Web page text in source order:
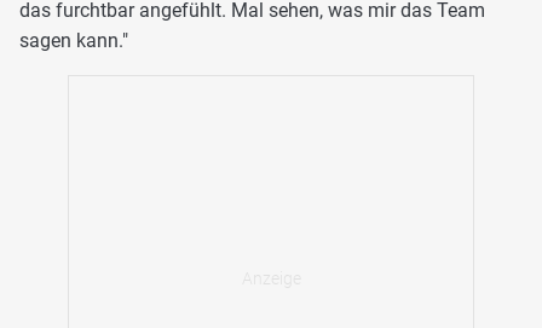
das furchtbar angefühlt. Mal sehen, was mir das Team
sagen kann."